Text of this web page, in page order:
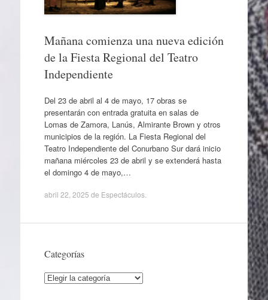
Mañana comienza una nueva edición
de la Fiesta Regional del Teatro
Independiente
Del 23 de abril al 4 de mayo, 17 obras se
presentarán con entrada gratuita en salas de
Lomas de Zamora, Lanús, Almirante Brown y otros
municipios de la región. La Fiesta Regional del
Teatro Independiente del Conurbano Sur dará inicio
mañana miércoles 23 de abril y se extenderá hasta
el domingo 4 de mayo,…
abril 22, 2025 de Espectáculos.
Categorías
Categorías